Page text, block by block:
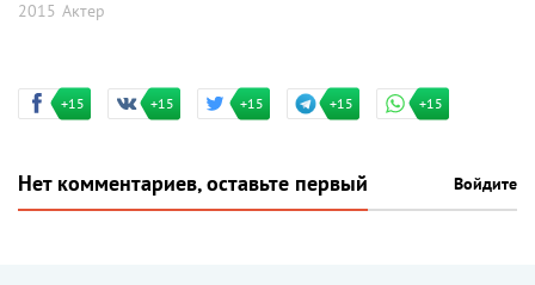
2015 Актер
+15 +15 +15 +15 +15
Нет комментариев, оставьте первый Войдите